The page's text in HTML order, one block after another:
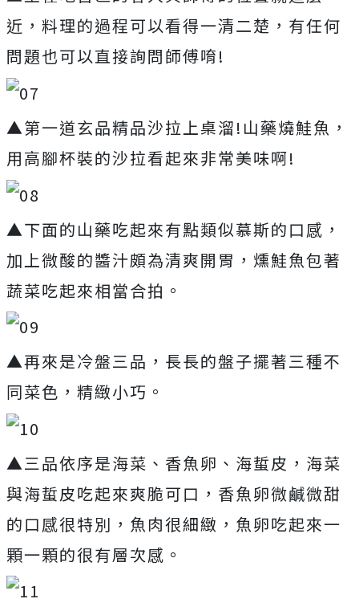
近，料理的過程可以看得一清二楚，有任何
問題也可以直接詢問師傅唷!
▲第一道玄品精品沙拉上桌溜!山藥燒鮭魚，
用高腳杯裝的沙拉看起來非常美味啊!
▲下面的山藥吃起來有點類似慕斯的口感，
加上微酸的醬汁頗為清爽開胃，燻鮭魚包著
蔬菜吃起來相當合拍。
▲再來是冷盤三品，長長的盤子擺著三種不
同菜色，精緻小巧。
▲三品依序是海菜、香魚卵、海蜇皮，海菜
與海蜇皮吃起來爽脆可口，香魚卵微鹹微甜
的口感很特別，魚肉很細緻，魚卵吃起來一
顆一顆的很有層次感。